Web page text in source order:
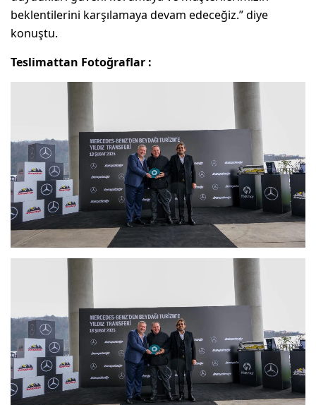
beklentilerini karşılamaya devam edeceğiz.” diye
konuştu.
Teslimattan Fotoğraflar :